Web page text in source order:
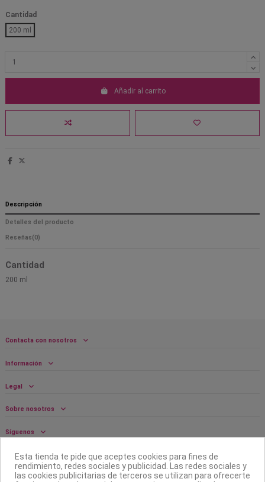
Cantidad
200 ml
Añadir al carrito
Descripción
Detalles del producto
Reseñas(0)
Cantidad
200 ml
Contacta con nosotros
Información
Legal
Sobre nosotros
Síguenos
Boletín
Esta tienda te pide que aceptes cookies para fines de
rendimiento, redes sociales y publicidad. Las redes sociales y
las cookies publicitarias de terceros se utilizan para ofrecerte